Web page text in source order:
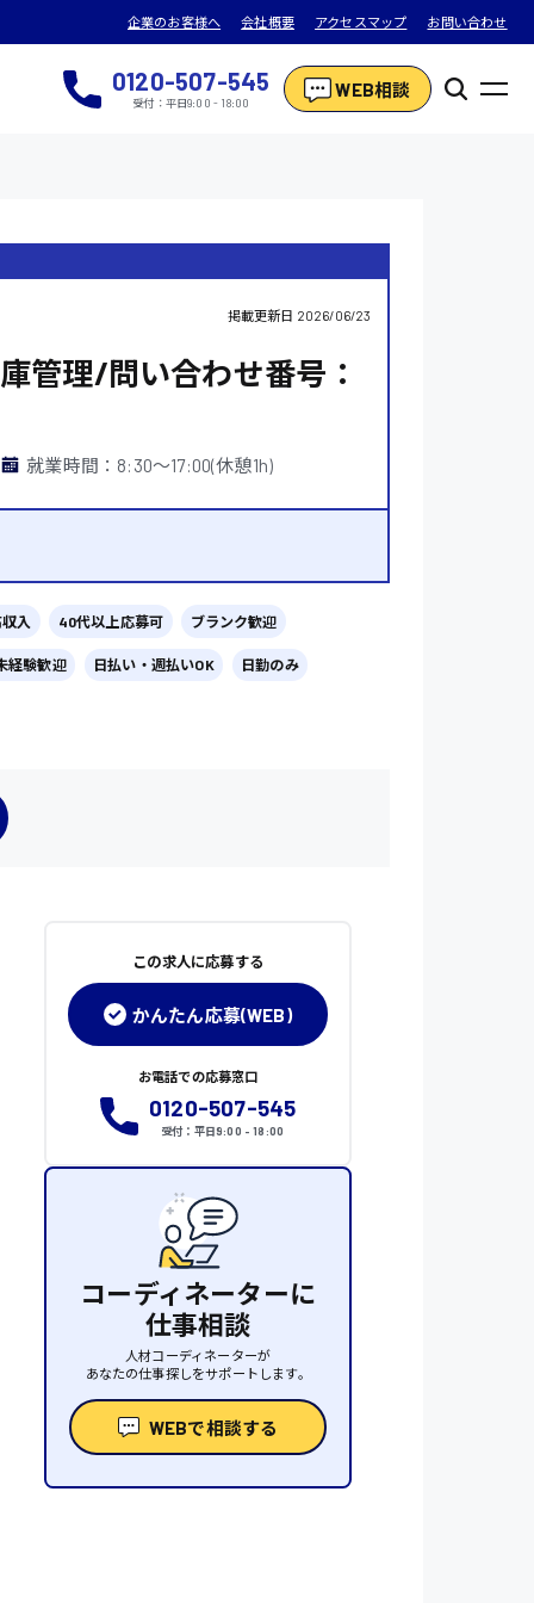
企業のお客様へ 会社概要 アクセスマップ お問い合わせ
0120-507-545
受付：平日9:00 - 18:00
WEB相談
掲載更新日 2026/06/23
管理/問い合わせ番号：
就業時間：8:30〜17:00(休憩1h)
入 40代以上応募可 ブランク歓迎
経験歓迎 日払い・週払いOK 日勤のみ
この求人に応募する
かんたん応募(WEB)
お電話での応募窓口
0120-507-545
受付：平日9:00 - 18:00
コーディネーターに
仕事相談
人材コーディネーターが
あなたの仕事探しをサポートします。
WEBで相談する